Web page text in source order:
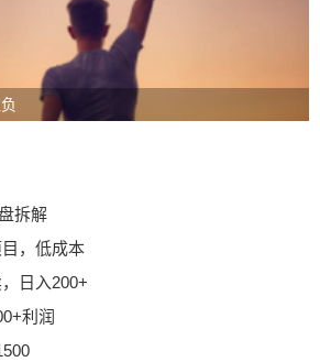
拆解
，低成本
日入200+
利润